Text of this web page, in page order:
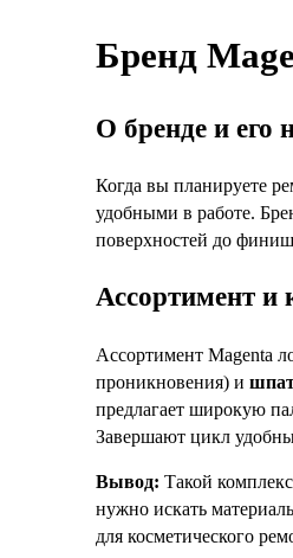
Бренд
О бренде и его
Когда вы планируете
удобными в работе.
поверхностей до
Ассортимент и
Ассортимент Magenta
проникновения) и
предлагает широкую
Завершают цикл
Вывод: Такой
нужно искать
для косметического